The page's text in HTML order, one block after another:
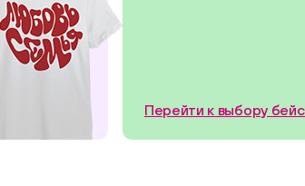
Перейти к выбору